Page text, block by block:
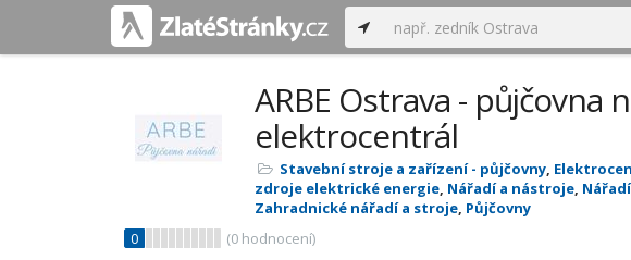
ARBE Ostrava - půjčovna
elektrocentrál
Stavební stroje a zařízení - půjčovny,
zdroje elektrické energie, Nářadí a nástroje,
Zahradnické nářadí a stroje, Půjčovny
0
(0 hodnocení)